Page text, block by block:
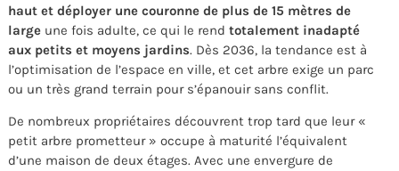
haut et déployer une couronne de plus de 15 mètres de
large une fois adulte, ce qui le rend totalement inadapté
aux petits et moyens jardins. Dès 2036, la tendance est à
l’optimisation de l’espace en ville, et cet arbre exige un parc
ou un très grand terrain pour s’épanouir sans conflit.
De nombreux propriétaires découvrent trop tard que leur «
petit arbre prometteur » occupe à maturité l’équivalent
d’une maison de deux étages. Avec une envergure de